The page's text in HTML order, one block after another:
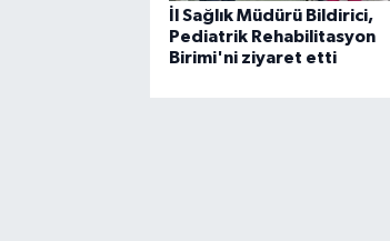
İl Sağlık Müdürü Bildirici,
Pediatrik Rehabilitasyon
Birimi'ni ziyaret etti